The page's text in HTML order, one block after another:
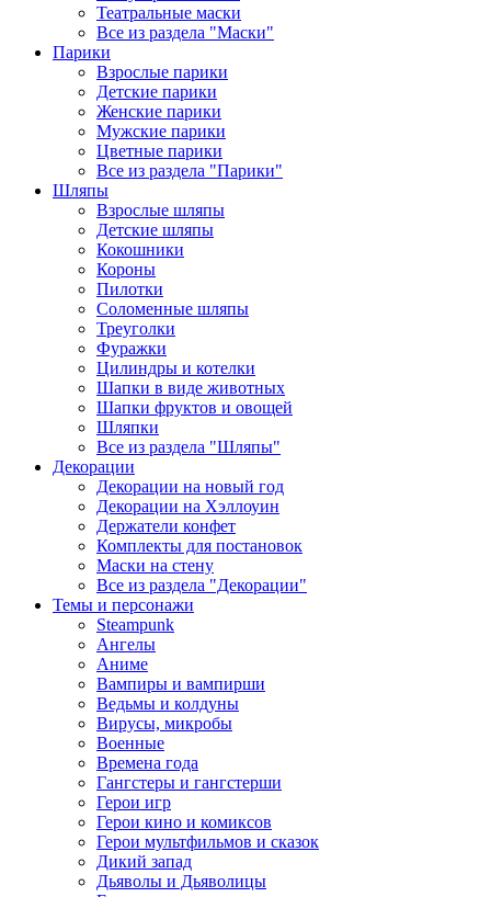
Театральные маски
Все из раздела "Маски"
Парики
Взрослые парики
Детские парики
Женские парики
Мужские парики
Цветные парики
Все из раздела "Парики"
Шляпы
Взрослые шляпы
Детские шляпы
Кокошники
Короны
Пилотки
Соломенные шляпы
Треуголки
Фуражки
Цилиндры и котелки
Шапки в виде животных
Шапки фруктов и овощей
Шляпки
Все из раздела "Шляпы"
Декорации
Декорации на новый год
Декорации на Хэллоуин
Держатели конфет
Комплекты для постановок
Маски на стену
Все из раздела "Декорации"
Темы и персонажи
Steampunk
Ангелы
Аниме
Вампиры и вампирши
Ведьмы и колдуны
Вирусы, микробы
Военные
Времена года
Гангстеры и гангстерши
Герои игр
Герои кино и комиксов
Герои мультфильмов и сказок
Дикий запад
Дьяволы и Дьяволицы